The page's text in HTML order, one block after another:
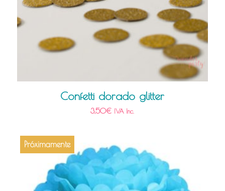
Confetti dorado glitter
3,50€ IVA Inc.
Próximamente